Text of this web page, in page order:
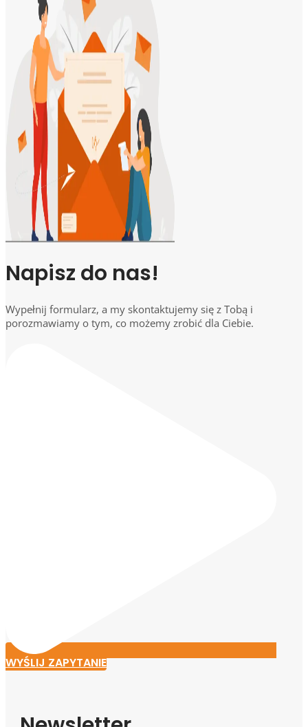
Napisz do nas!
Wypełnij formularz, a my skontaktujemy się z Tobą i
porozmawiamy o tym, co możemy zrobić dla Ciebie.
WYŚLIJ ZAPYTANIE